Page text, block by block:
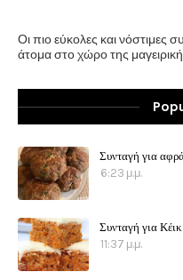
Οι πιο εύκολες και νόστιμες
άτομα στο χώρο της
Συνταγή για
6:23 μ.μ.
Συνταγή για
11:37 μ.μ.